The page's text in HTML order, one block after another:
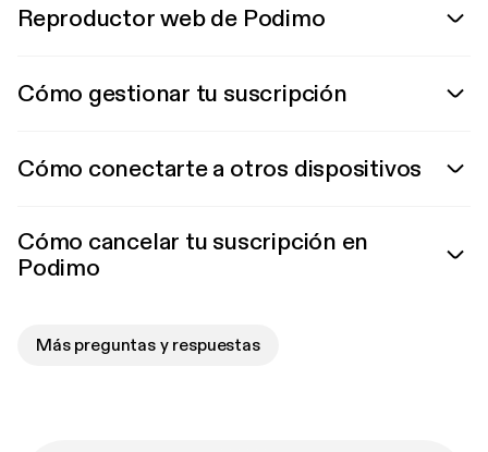
Reproductor web de Podimo
Cómo gestionar tu suscripción
Cómo conectarte a otros dispositivos
Cómo cancelar tu suscripción en
Podimo
Más preguntas y respuestas